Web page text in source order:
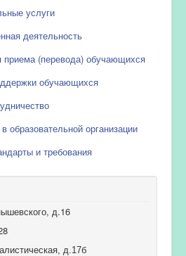
услуги
деятельность
приема (перевода) обучающихся
обучающихся
образовательной организации
и требования
д.16
д.17б